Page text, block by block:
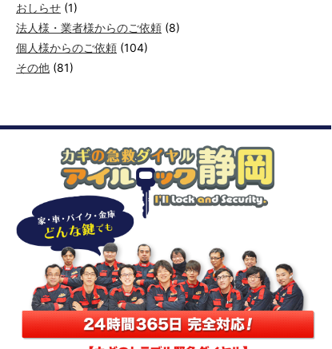
おしらせ (1)
法人様・業者様からのご依頼 (8)
個人様からのご依頼 (104)
その他 (81)